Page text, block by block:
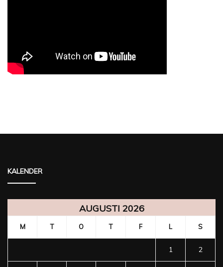
KALENDER
AUGUSTI 2026
M T O T F L S
1 2